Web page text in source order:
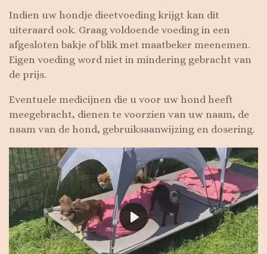
Indien uw hondje dieetvoeding krijgt kan dit
uiteraard ook. Graag voldoende voeding in een
afgesloten bakje of blik met maatbeker meenemen.
Eigen voeding word niet in mindering gebracht van
de prijs.
Eventuele medicijnen die u voor uw hond heeft
meegebracht, dienen te voorzien van uw naam, de
naam van de hond, gebruiksaanwijzing en dosering.
P
l